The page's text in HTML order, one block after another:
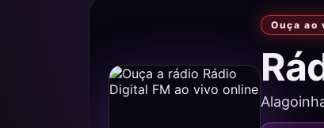
Ouça ao